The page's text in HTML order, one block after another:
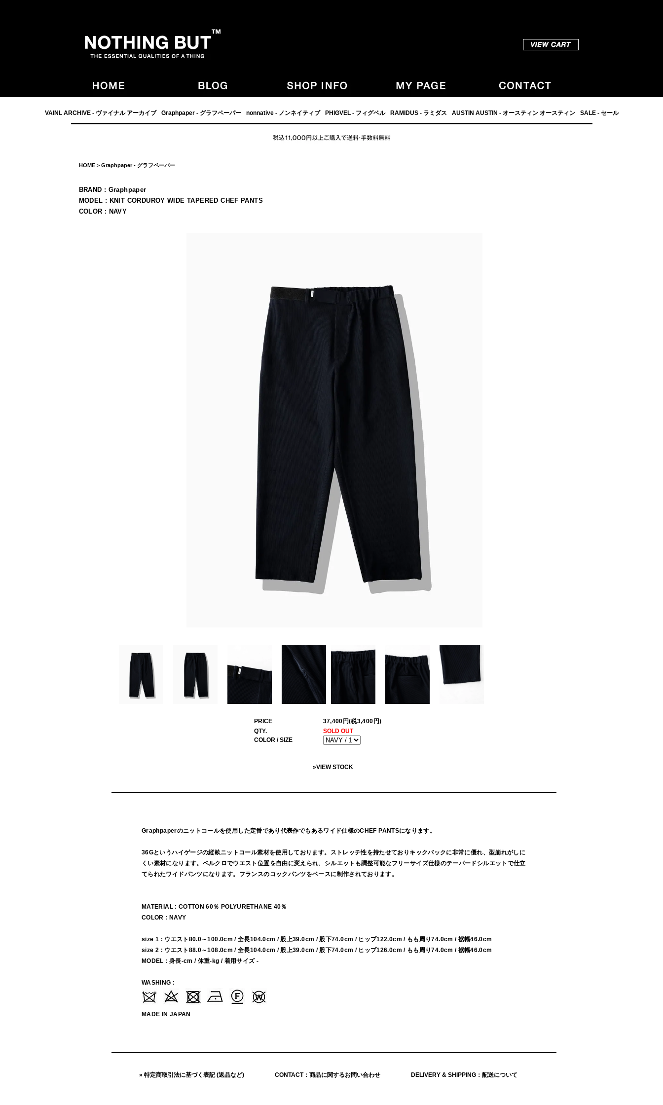
VAINL ARCHIVE - ヴァイナル アーカイブ Graphpaper - グラフペーパー nonnative - ノンネイティブ PHIGVEL - フィグベル RAMIDUS - ラミダス AUSTIN AUSTIN - オースティン オースティン SALE - セール
HOME> Graphpaper - グラフペーパー
BRAND : Graphpaper
MODEL : KNIT CORDUROY WIDE TAPERED CHEF PANTS
COLOR : NAVY
PRICE
37,400円(税3,400円)
QTY.
SOLD OUT
COLOR / SIZE
»VIEW STOCK
Graphpaperのニットコールを使用した定番であり代表作でもあるワイド仕様のCHEF PANTSになります。
36Gというハイゲージの縦畝ニットコール素材を使用しております。ストレッチ性を持たせておりキックバックに非常に優れ、型崩れがしに
くい素材になります。ベルクロでウエスト位置を自由に変えられ、シルエットも調整可能なフリーサイズ仕様のテーパードシルエットで仕立
てられたワイドパンツになります。フランスのコックパンツをベースに制作されております。
MATERIAL : COTTON 60％ POLYURETHANE 40％
COLOR : NAVY
size 1 : ウエスト80.0～100.0cm / 全長104.0cm / 股上39.0cm / 股下74.0cm / ヒップ122.0cm / もも周り74.0cm / 裾幅46.0cm
size 2 : ウエスト88.0～108.0cm / 全長104.0cm / 股上39.0cm / 股下74.0cm / ヒップ126.0cm / もも周り74.0cm / 裾幅46.0cm
MODEL : 身長-cm / 体重-kg / 着用サイズ -
WASHING :
MADE IN JAPAN
» 特定商取引法に基づく表記 (返品など) CONTACT：商品に関するお問い合わせ DELIVERY & SHIPPING：配送について